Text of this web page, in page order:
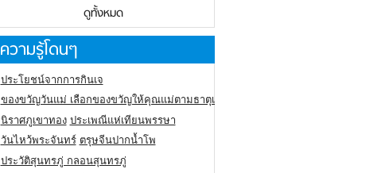
ดูทั้งหมด
ความรู้โดนๆ
ประโยชน์จากการกินเจ
ของขวัญวันแม่ เลือกของขวัญให้คุณแม่ตามธาตุเกิด
นิราศภูเขาทอง ประเพณีแห่เทียนพรรษา
วันไหว้พระจันทร์ ตรุษจีนปากน้ำโพ
ประวัติสุนทรภู่ กลอนสุนทรภู่